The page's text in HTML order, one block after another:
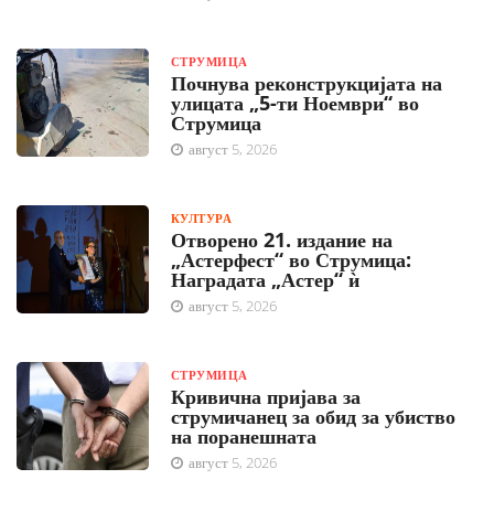
СТРУМИЦА
Почнува реконструкцијата на
улицата „5-ти Ноември“ во
Струмица
август 5, 2026
КУЛТУРА
Отворено 21. издание на
„Астерфест“ во Струмица:
Наградата „Астер“ ѝ
август 5, 2026
СТРУМИЦА
Кривична пријава за
струмичанец за обид за убиство
на поранешната
август 5, 2026